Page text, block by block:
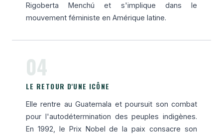
Rigoberta Menchú et s'implique dans le
mouvement féministe en Amérique latine.
04
LE RETOUR D'UNE ICÔNE
Elle rentre au Guatemala et poursuit son combat
pour l'autodétermination des peuples indigènes.
En 1992, le Prix Nobel de la paix consacre son